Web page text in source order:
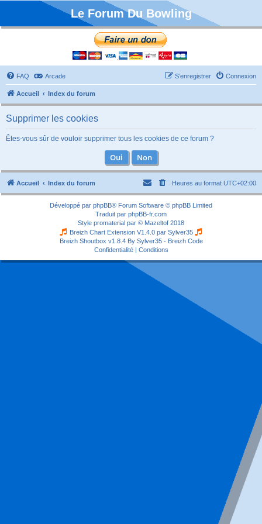
Le Forum Du Bowling
FAQ Arcade Connexion
S’enregistrer
Accueil Index du forum
Supprimer les cookies
Êtes-vous sûr de vouloir supprimer tous les cookies de ce forum ?
Accueil Index du forum Heures au format UTC+02:00
Développé par phpBB® Forum Software © phpBB Limited
Traduit par phpBB-fr.com
Style promaterial par © Mazeltof 2018
Breizh Chart Extension V1.4.0 par Sylver35
Breizh Shoutbox v1.8.4 By Sylver35 - Breizh Code
Confidentialité| Conditions